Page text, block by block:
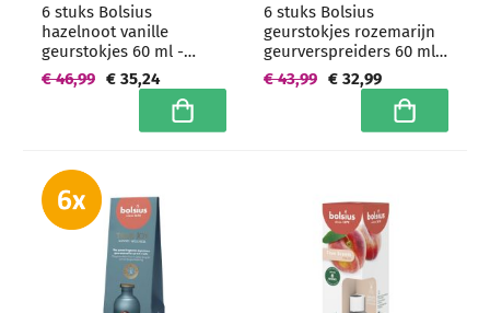
6 stuks Bolsius
hazelnoot vanille
geurstokjes 60 ml -
grootverpakking
€ 35,24
€ 46,99
In winkelwagen
6 stuks Bolsius
geurstokjes rozemarijn
geurverspreiders 60 ml -
grootverpakking
€ 32,99
€ 43,99
In